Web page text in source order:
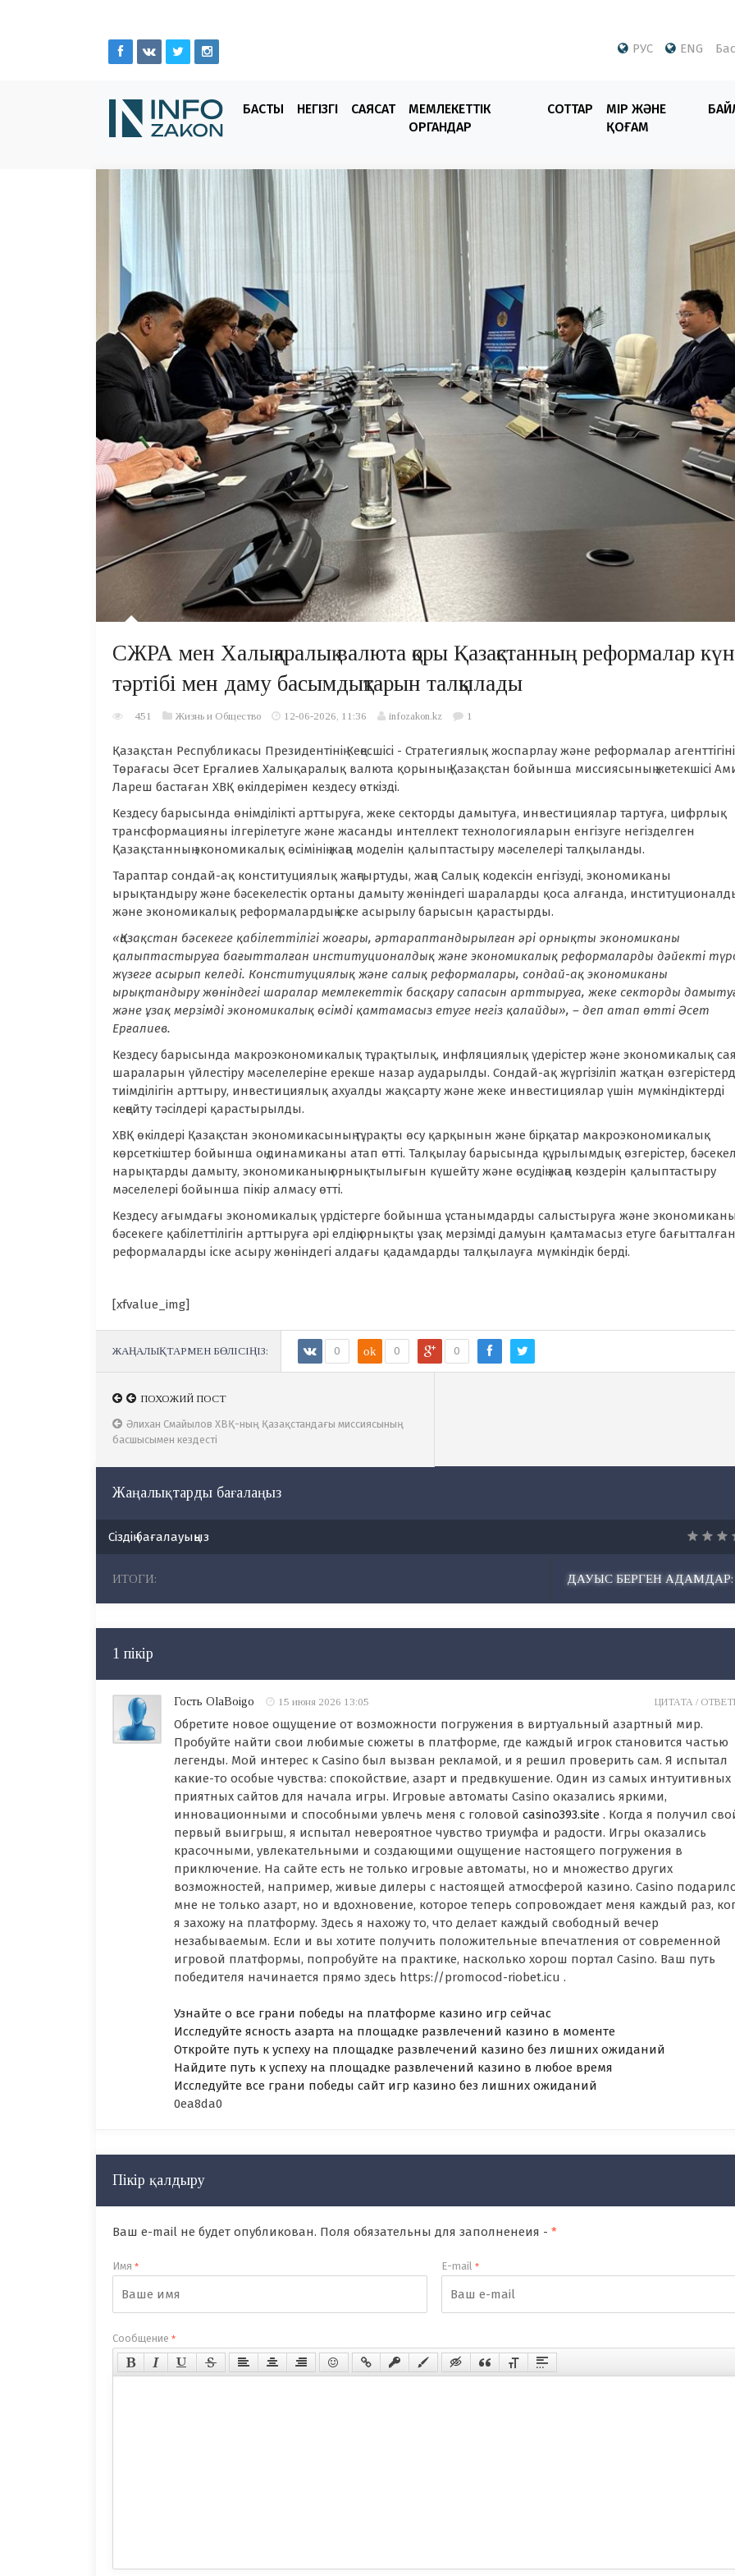
РУС ENG
БАСТЫ НЕГІЗГІ САЯСАТ
МЕМЛЕКЕТТІК
ОРГАНДАР
СОТТАР
ӨМІР ЖӘНЕ
ҚОҒАМ
СЖРА мен Халықаралық валюта қоры Қазақстанның реформалар күн
тәртібі мен даму басымдықтарын талқылады
451 Жизнь и Общество 12-06-2026, 11:36 infozakon.kz 1
Қазақстан Республикасы Президентінің Кеңесшісі - Стратегиялық жоспарлау және реформалар агенттігінің
Төрағасы Әсет Ерғалиев Халықаралық валюта қорының Қазақстан бойынша миссиясының жетекшісі
Лареш бастаған ХВҚ өкілдерімен кездесу өткізді.
Кездесу барысында өнімділікті арттыруға, жеке секторды дамытуға, инвестициялар тартуға, цифрлық
трансформацияны ілгерілетуге және жасанды интеллект технологияларын енгізуге негізделген
Қазақстанның экономикалық өсімінің жаңа моделін қалыптастыру мәселелері талқыланды.
Тараптар сондай-ақ конституциялық жаңғыртуды, жаңа Салық кодексін енгізуді, экономиканы
ырықтандыру және бәсекелестік ортаны дамыту жөніндегі шараларды қоса алғанда,
және экономикалық реформалардың іске асырылу барысын қарастырды.
«Қазақстан бәсекеге қабілеттілігі жоғары, әртараптандырылған әрі орнықты экономиканы
қалыптастыруға бағытталған институционалдық және экономикалық реформаларды дәйекті
жүзеге асырып келеді. Конституциялық және салық реформалары, сондай-ақ экономиканы
ырықтандыру жөніндегі шаралар мемлекеттік басқару сапасын арттыруға, жеке секторды
және ұзақ мерзімді экономикалық өсімді қамтамасыз етуге негіз қалайды», – деп атап өтті Әсет
Ерғалиев.
Кездесу барысында макроэкономикалық тұрақтылық, инфляциялық үдерістер және экономикалық
шараларын үйлестіру мәселелеріне ерекше назар аударылды. Сондай-ақ жүргізіліп жатқан
тиімділігін арттыру, инвестициялық ахуалды жақсарту және жеке инвестициялар үшін мүмкіндіктерді
кеңейту тәсілдері қарастырылды.
ХВҚ өкілдері Қазақстан экономикасының тұрақты өсу қарқынын және бірқатар макроэкономикалық
көрсеткіштер бойынша оң динамиканы атап өтті. Талқылау барысында құрылымдық өзгерістер,
нарықтарды дамыту, экономиканың орнықтылығын күшейту және өсудің жаңа көздерін қалыптастыру
мәселелері бойынша пікір алмасу өтті.
Кездесу ағымдағы экономикалық үрдістерге бойынша ұстанымдарды салыстыруға және
бәсекеге қабілеттілігін арттыруға әрі елдің орнықты ұзақ мерзімді дамуын қамтамасыз етуге бағытталған
реформаларды іске асыру жөніндегі алдағы қадамдарды талқылауға мүмкіндік берді.
[xfvalue_img]
ЖАҢАЛЫҚТАРМЕН БӨЛІСІҢІЗ: 0 ok 0 0
ПОХОЖИЙ ПОСТ
Қазақстанның халықаралық аренадағы тәжірибесі:
Страсбургте сот жүйесіндегі реформалар таныстырылды
ПОХОЖИЙ ПОСТ
Әлихан Смайылов ХВҚ-ның Қазақстандағы миссиясының
басшысымен кездесті
Жаңалықтарды бағалаңыз
Сіздің бағалауыңыз
ИТОГИ: ДАУЫС БЕРГЕН АДАМДАР:
1 пікір
Гость OlaBoigo 15 июня 2026 13:05
Обретите новое ощущение от возможности погружения в виртуальный азартный мир.
Пробуйте найти свои любимые сюжеты в платформе, где каждый игрок становится частью
легенды. Мой интерес к Casino был вызван рекламой, и я решил проверить сам. Я испытал
какие-то особые чувства: спокойствие, азарт и предвкушение. Один из самых интуитивных
приятных сайтов для начала игры. Игровые автоматы Casino оказались яркими,
инновационными и способными увлечь меня с головой casino393.site . Когда я получил
первый выигрыш, я испытал невероятное чувство триумфа и радости. Игры оказались
красочными, увлекательными и создающими ощущение настоящего погружения в
приключение. На сайте есть не только игровые автоматы, но и множество других
возможностей, например, живые дилеры с настоящей атмосферой казино. Casino
мне не только азарт, но и вдохновение, которое теперь сопровождает меня каждый раз,
я захожу на платформу. Здесь я нахожу то, что делает каждый свободный вечер
незабываемым. Если и вы хотите получить положительные впечатления от современной
игровой платформы, попробуйте на практике, насколько хорош портал Casino. Ваш путь
победителя начинается прямо здесь https://promocod-riobet.icu .
Узнайте о все грани победы на платформе казино игр сейчас
Исследуйте ясность азарта на площадке развлечений казино в моменте
Откройте путь к успеху на площадке развлечений казино без лишних ожиданий
Найдите путь к успеху на площадке развлечений казино в любое время
Исследуйте все грани победы сайт игр казино без лишних ожиданий
0ea8da0
ЦИТАТА /
Пікір қалдыру
Ваш e-mail не будет опубликован. Поля обязательны для заполненеия - *
Имя * E-mail *
Сообщение *